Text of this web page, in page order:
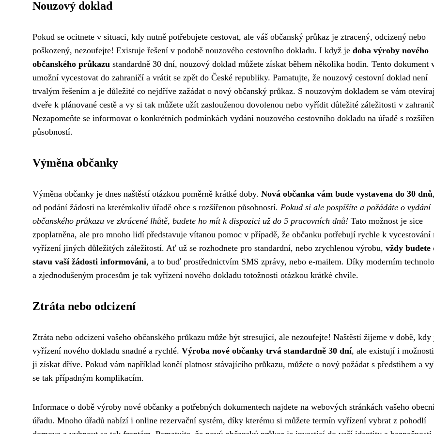
Nouzový doklad
Pokud se ocitnete v situaci, kdy nutně potřebujete cestovat, ale váš občanský průkaz je ztracený, odcizený nebo
poškozený, nezoufejte! Existuje řešení v podobě nouzového cestovního dokladu. I když je doba výroby nového
občanského průkazu standardně 30 dní, nouzový doklad můžete získat během několika hodin. Tento dokument
umožní vycestovat do zahraničí a vrátit se zpět do České republiky. Pamatujte, že nouzový cestovní doklad není
trvalým řešením a je důležité co nejdříve zažádat o nový občanský průkaz. S nouzovým dokladem se vám
dveře k plánované cestě a vy si tak můžete užít zaslouženou dovolenou nebo vyřídit důležité záležitosti v
Nezapomeňte se informovat o konkrétních podmínkách vydání nouzového cestovního dokladu na úřadě s
působností.
Výměna občanky
Výměna občanky je dnes naštěstí otázkou poměrně krátké doby. Nová občanka vám bude vystavena do 30 dnů
od podání žádosti na kterémkoliv úřadě obce s rozšířenou působností. Pokud si ale pospíšíte a požádáte o vydání
občanského průkazu ve zkrácené lhůtě, budete ho mít k dispozici už do 5 pracovních dnů! Tato možnost je sice
zpoplatněna, ale pro mnoho lidí představuje vítanou pomoc v případě, že občanku potřebují rychle k vycestování
vyřízení jiných důležitých záležitostí. Ať už se rozhodnete pro standardní, nebo zrychlenou výrobu, vždy budete
stavu vaší žádosti informováni, a to buď prostřednictvím SMS zprávy, nebo e-mailem. Díky moderním
a zjednodušeným procesům je tak vyřízení nového dokladu totožnosti otázkou krátké chvíle.
Ztráta nebo odcizení
Ztráta nebo odcizení vašeho občanského průkazu může být stresující, ale nezoufejte! Naštěstí žijeme v době, kdy
vyřízení nového dokladu snadné a rychlé. Výroba nové občanky trvá standardně 30 dní, ale existují i
ji získat dříve. Pokud vám například končí platnost stávajícího průkazu, můžete o nový požádat s předstihem a
se tak případným komplikacím.
Informace o době výroby nové občanky a potřebných dokumentech najdete na webových stránkách vašeho
úřadu. Mnoho úřadů nabízí i online rezervační systém, díky kterému si můžete termín vyřízení vybrat z pohodlí